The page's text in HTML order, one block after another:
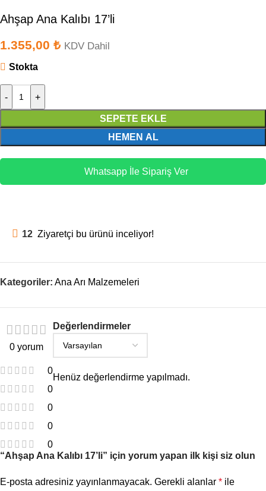
Ahşap Ana Kalıbı 17’li
1.355,00 ₺ KDV Dahil
Stokta
- +
SEPETE EKLE
HEMEN AL
Whatsapp İle Sipariş Ver
12 Ziyaretçi bu ürünü inceliyor!
Kategoriler: Ana Arı Malzemeleri
0 yorum
0
0
0
0
0
Değerlendirmeler
Henüz değerlendirme yapılmadı.
“Ahşap Ana Kalıbı 17’li” için yorum yapan ilk kişi siz olun
E-posta adresiniz yayınlanmayacak. Gerekli alanlar * ile